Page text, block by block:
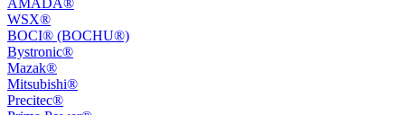
AMADA®
WSX®
BOCI® (BOCHU®)
Bystronic®
Mazak®
Mitsubishi®
Precitec®